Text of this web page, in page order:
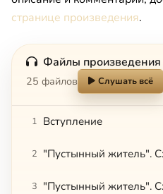
странице произведения.
Файлы произведения
25 файлов Слушать всё
1 Вступление
2
3